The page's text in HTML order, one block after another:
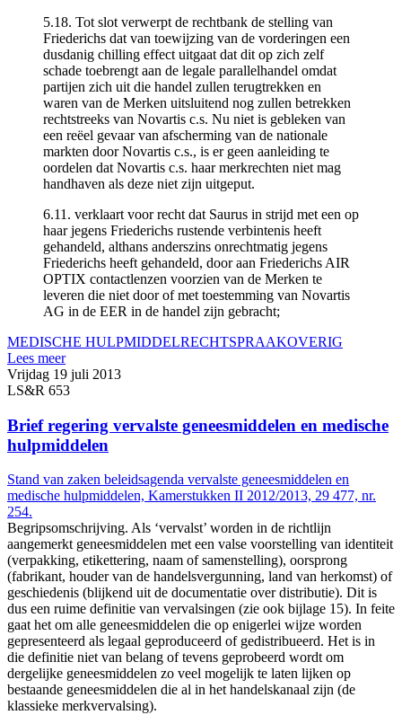
5.18. Tot slot verwerpt de rechtbank de stelling van
Friederichs dat van toewijzing van de vorderingen een
dusdanig chilling effect uitgaat dat dit op zich zelf
schade toebrengt aan de legale parallelhandel omdat
partijen zich uit die handel zullen terugtrekken en
waren van de Merken uitsluitend nog zullen betrekken
rechtstreeks van Novartis c.s. Nu niet is gebleken van
een reëel gevaar van afscherming van de nationale
markten door Novartis c.s., is er geen aanleiding te
oordelen dat Novartis c.s. haar merkrechten niet mag
handhaven als deze niet zijn uitgeput.
6.11. verklaart voor recht dat Saurus in strijd met een op
haar jegens Friederichs rustende verbintenis heeft
gehandeld, althans anderszins onrechtmatig jegens
Friederichs heeft gehandeld, door aan Friederichs AIR
OPTIX contactlenzen voorzien van de Merken te
leveren die niet door of met toestemming van Novartis
AG in de EER in de handel zijn gebracht;
MEDISCHE HULPMIDDELRECHTSPRAAKOVERIG
Lees meer
Vrijdag 19 juli 2013
LS&R 653
Brief regering vervalste geneesmiddelen en medische
hulpmiddelen
Stand van zaken beleidsagenda vervalste geneesmiddelen en
medische hulpmiddelen, Kamerstukken II 2012/2013, 29 477, nr.
254.
Begripsomschrijving. Als ‘vervalst’ worden in de richtlijn
aangemerkt geneesmiddelen met een valse voorstelling van identiteit
(verpakking, etikettering, naam of samenstelling), oorsprong
(fabrikant, houder van de handelsvergunning, land van herkomst) of
geschiedenis (blijkend uit de documentatie over distributie). Dit is
dus een ruime definitie van vervalsingen (zie ook bijlage 15). In feite
gaat het om alle geneesmiddelen die op enigerlei wijze worden
gepresenteerd als legaal geproduceerd of gedistribueerd. Het is in
die definitie niet van belang of tevens geprobeerd wordt om
dergelijke geneesmiddelen zo veel mogelijk te laten lijken op
bestaande geneesmiddelen die al in het handelskanaal zijn (de
klassieke merkvervalsing).